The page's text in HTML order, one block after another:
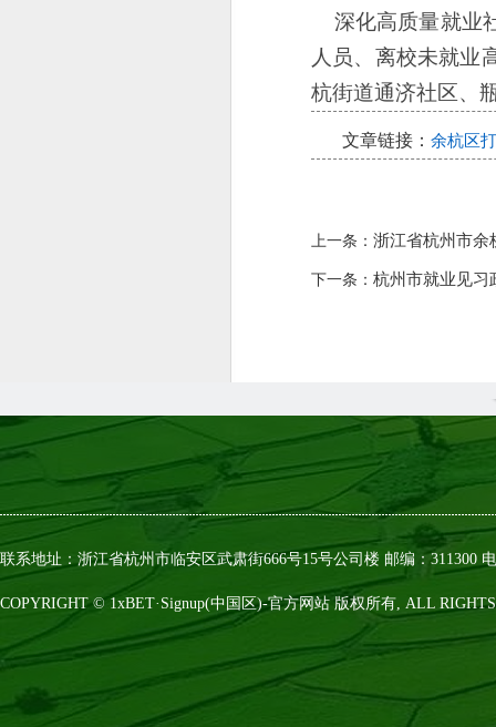
深化高质量就业
人员、离校未就业
杭街道通济社区、
文章链接： 余杭区
上一条： 浙江省杭州市余
下一条： 杭州市就业见习
联系地址：浙江省杭州市临安区武肃街666号15号公司楼 邮编：311300
COPYRIGHT © 1xBET·Signup(中国区)-官方网站 版权所有, ALL